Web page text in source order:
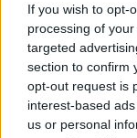
If you wish to opt-
processing of
targeted
section to confirm
opt-out request is
interest-based
us or personal
a
román
segíteni